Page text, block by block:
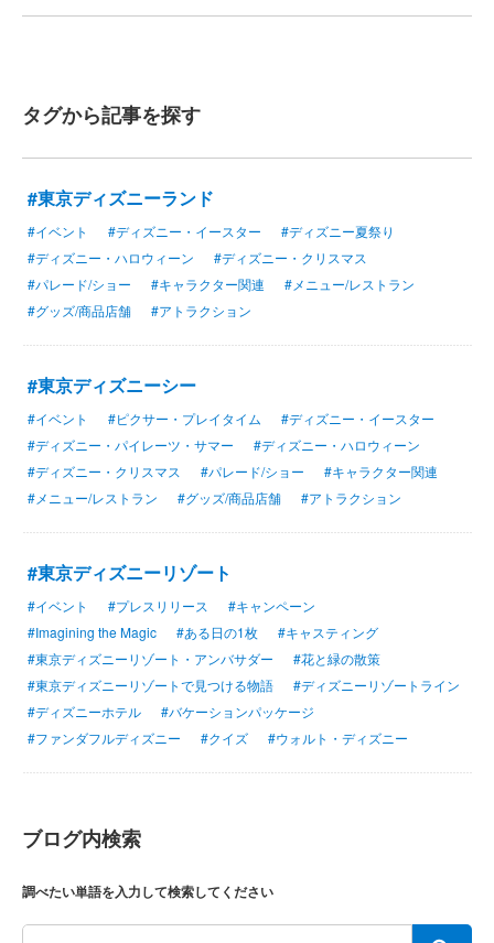
タグから記事を探す
#東京ディズニーランド
#イベント #ディズニー・イースター
#ディズニー夏祭り
#ディズニー・ハロウィーン
#ディズニー・クリスマス
#パレード/ショー
#キャラクター関連
#メニュー/レストラン
#グッズ/商品店舗
#アトラクション
#東京ディズニーシー
#イベント #ピクサー・プレイタイム
#ディズニー・イースター
#ディズニー・パイレーツ・サマー
#ディズニー・ハロウィーン
#ディズニー・クリスマス
#パレード/ショー
#キャラクター関連
#メニュー/レストラン
#グッズ/商品店舗 #アトラクション
#東京ディズニーリゾート
#イベント #プレスリリース
#キャンペーン
#Imagining the Magic
#ある日の1枚
#キャスティング
#東京ディズニーリゾート・アンバサダー
#花と緑の散策
#東京ディズニーリゾートで見つける物語
#ディズニーリゾートライン
#ディズニーホテル
#バケーションパッケージ
#ファンダフルディズニー
#クイズ #ウォルト・ディズニー
ブログ内検索
調べたい単語を入力して検索してください